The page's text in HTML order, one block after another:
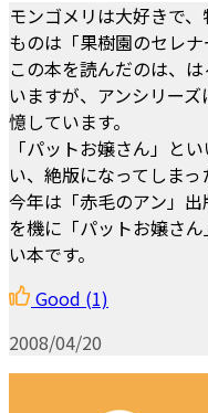
モンゴメリは大好きで
ものは「果樹園のセレナ
この本を読んだのは、
いますが、アンシリー
憶しています。
「パットお嬢さん」と
い、絶版になってしまっ
今年は「赤毛のアン」
を機に「パットお嬢さ
い本です。
Good (1)
2008/04/20